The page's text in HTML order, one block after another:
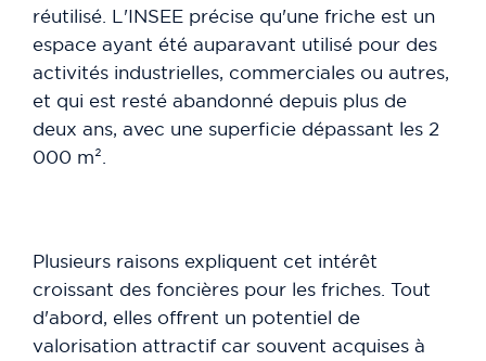
réutilisé. L'INSEE précise qu'une friche est un
espace ayant été auparavant utilisé pour des
activités industrielles, commerciales ou autres,
et qui est resté abandonné depuis plus de
deux ans, avec une superficie dépassant les 2
000 m².
Plusieurs raisons expliquent cet intérêt
croissant des foncières pour les friches. Tout
d'abord, elles offrent un potentiel de
valorisation attractif car souvent acquises à